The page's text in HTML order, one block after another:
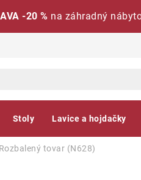
-20 % na záhradný
Stoly Lavice a hojdačky
tovar (N628)